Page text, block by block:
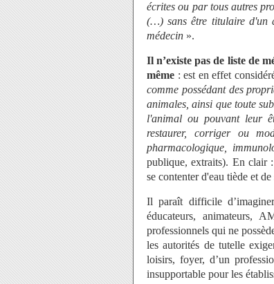
écrites ou par tous autres
(…) sans être titulaire d'un
médecin ».
Il n’existe pas de liste de
même : est en effet
comme possédant des
animales, ainsi que toute
l'animal ou pouvant leur
restaurer, corriger ou
pharmacologique,
publique, extraits). En clair
se contenter d'eau tiède et
Il paraît difficile
éducateurs, animateurs,
professionnels qui ne
les autorités de tutelle
loisirs, foyer, d’un
insupportable pour les